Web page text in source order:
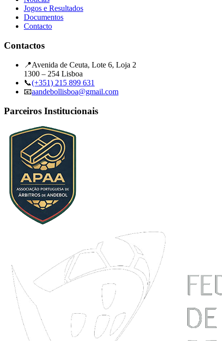
Jogos e Resultados
Documentos
Contacto
Contactos
📍Avenida de Ceuta, Lote 6, Loja 2
1300 – 254 Lisboa
📞(+351) 215 899 631
📧aandebollisboa@gmail.com
Parceiros Institucionais